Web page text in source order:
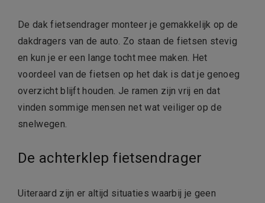
De dak fietsendrager monteer je gemakkelijk op de
dakdragers van de auto. Zo staan de fietsen stevig
en kun je er een lange tocht mee maken. Het
voordeel van de fietsen op het dak is dat je genoeg
overzicht blijft houden. Je ramen zijn vrij en dat
vinden sommige mensen net wat veiliger op de
snelwegen.
De achterklep fietsendrager
Uiteraard zijn er altijd situaties waarbij je geen